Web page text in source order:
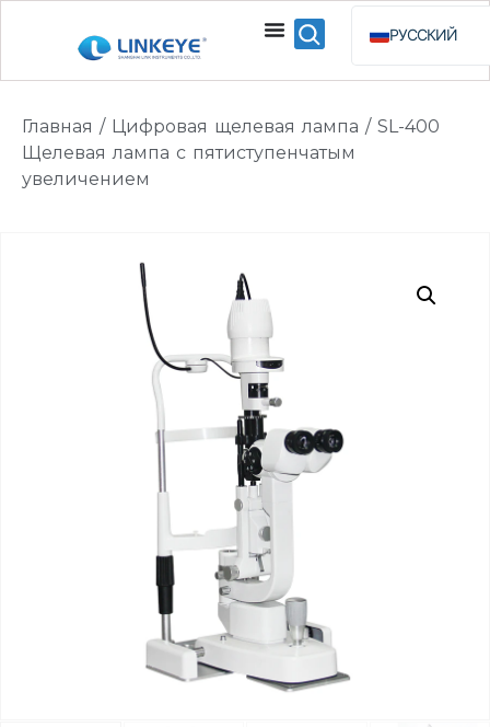
РУССКИЙ
ENGLISH
Главная / Цифровая щелевая лампа / SL-400
Щелевая лампа с пятиступенчатым
увеличением